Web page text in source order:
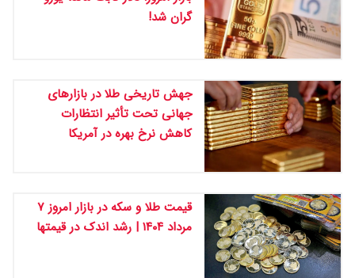
گران شد!
جهش تاریخی طلا در بازارهای
جهانی تحت تأثیر انتظارات
کاهش نرخ بهره در آمریکا
قیمت طلا و سکه در بازار امروز ۷
مرداد ۱۴۰۴ | رشد اندک در قیمتها